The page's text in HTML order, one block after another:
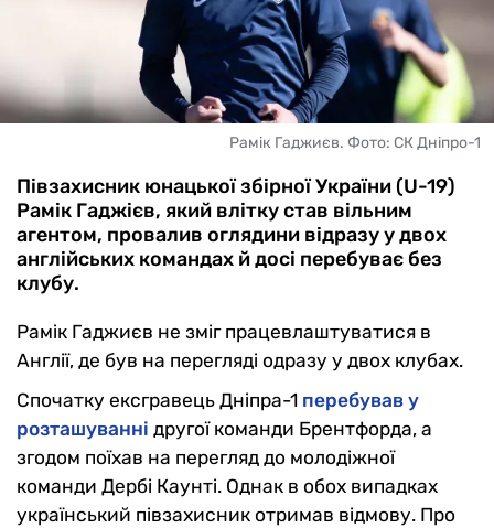
Рамік Гаджиєв. Фото: СК Дніпро-1
Півзахисник юнацької збірної України (U-19)
Рамік Гаджієв, який влітку став вільним
агентом, провалив оглядини відразу у двох
англійських командах й досі перебуває без
клубу.
Рамік Гаджиєв не зміг працевлаштуватися в
Англії, де був на перегляді одразу у двох клубах.
Спочатку ексгравець Дніпра-1 перебував у
розташуванні другої команди Брентфорда, а
згодом поїхав на перегляд до молодіжної
команди Дербі Каунті. Однак в обох випадках
український півзахисник отримав відмову. Про